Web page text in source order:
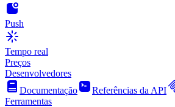
Push
Tempo real
Preços
Desenvolvedores
Documentação
Referências da API
Ferramentas